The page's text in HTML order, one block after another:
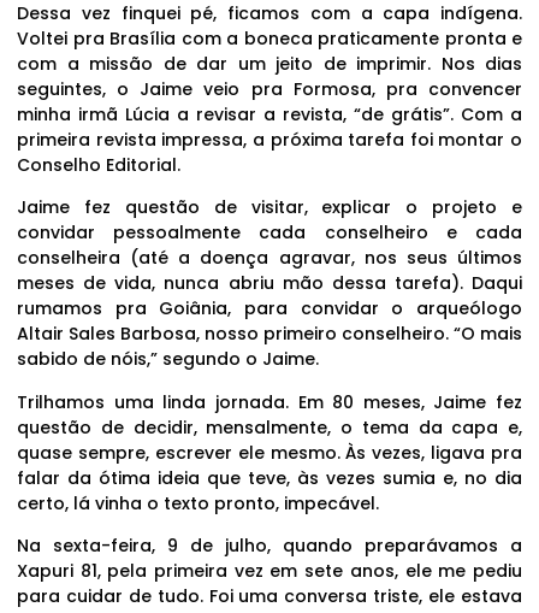
Dessa vez finquei pé, ficamos com a capa indígena.
Voltei pra Brasília com a boneca praticamente pronta e
com a missão de dar um jeito de imprimir. Nos dias
seguintes, o Jaime veio pra Formosa, pra convencer
minha irmã Lúcia a revisar a revista, “de grátis”. Com a
primeira revista impressa, a próxima tarefa foi montar o
Conselho Editorial.
Jaime fez questão de visitar, explicar o projeto e
convidar pessoalmente cada conselheiro e cada
conselheira (até a doença agravar, nos seus últimos
meses de vida, nunca abriu mão dessa tarefa). Daqui
rumamos pra Goiânia, para convidar o arqueólogo
Altair Sales Barbosa, nosso primeiro conselheiro. “O mais
sabido de nóis,” segundo o Jaime.
Trilhamos uma linda jornada. Em 80 meses, Jaime fez
questão de decidir, mensalmente, o tema da capa e,
quase sempre, escrever ele mesmo. Às vezes, ligava pra
falar da ótima ideia que teve, às vezes sumia e, no dia
certo, lá vinha o texto pronto, impecável.
Na sexta-feira, 9 de julho, quando preparávamos a
Xapuri 81, pela primeira vez em sete anos, ele me pediu
para cuidar de tudo. Foi uma conversa triste, ele estava